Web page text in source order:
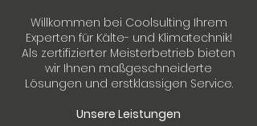
Willkommen bei Coolsulting Ihrem
Experten für Kälte- und Klimatechnik!
Als zertifizierter Meisterbetrieb bieten
wir Ihnen maßgeschneiderte
Lösungen und erstklassigen Service.
Unsere Leistungen